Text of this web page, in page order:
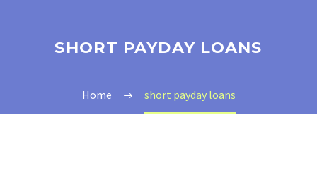
SHORT PAYDAY LOANS
Home short payday loans